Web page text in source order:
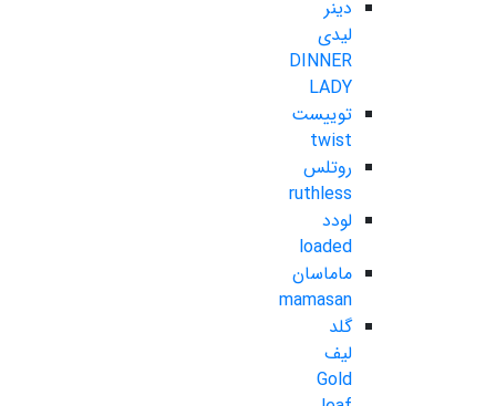
دینر
لیدی
DINNER
LADY
توییست
twist
روتلس
ruthless
لودد
loaded
ماماسان
mamasan
گلد
لیف
Gold